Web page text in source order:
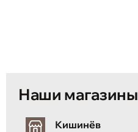
Наши магазины
Кишинёв